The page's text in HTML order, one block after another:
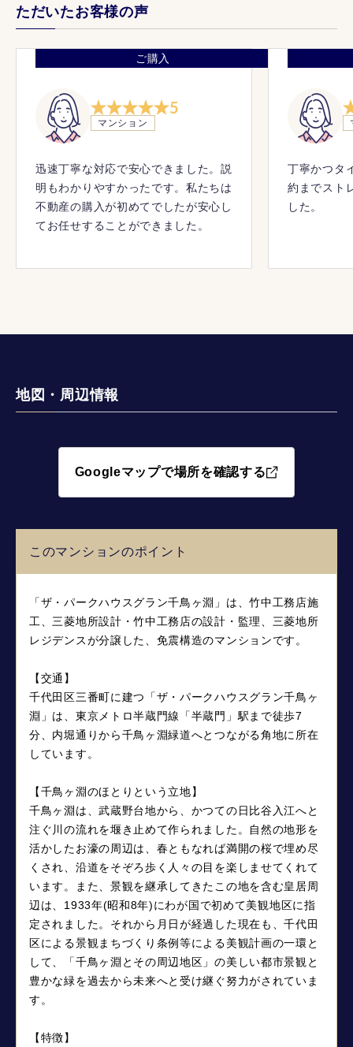
ただいたお客様の声
ご購入
5
マンション
迅速丁寧な対応で安心できました。説
明もわかりやすかったです。私たちは
不動産の購入が初めてでしたが安心し
てお任せすることができました。
丁寧かつタ
約までスト
した。
地図・周辺情報
Googleマップで場所を確認する
このマンションのポイント
「ザ・パークハウスグラン千鳥ヶ淵」は、竹中工務店施
工、三菱地所設計・竹中工務店の設計・監理、三菱地所
レジデンスが分譲した、免震構造のマンションです。
【交通】
千代田区三番町に建つ「ザ・パークハウスグラン千鳥ヶ
淵」は、東京メトロ半蔵門線「半蔵門」駅まで徒歩7
分、内堀通りから千鳥ヶ淵緑道へとつながる角地に所在
しています。
【千鳥ヶ淵のほとりという立地】
千鳥ヶ淵は、武蔵野台地から、かつての日比谷入江へと
注ぐ川の流れを堰き止めて作られました。自然の地形を
活かしたお濠の周辺は、春ともなれば満開の桜で埋め尽
くされ、沿道をそぞろ歩く人々の目を楽しませてくれて
います。また、景観を継承してきたこの地を含む皇居周
辺は、1933年(昭和8年)にわが国で初めて美観地区に指
定されました。それから月日が経過した現在も、千代田
区による景観まちづくり条例等による美観計画の一環と
して、「千鳥ヶ淵とその周辺地区」の美しい都市景観と
豊かな緑を過去から未来へと受け継ぐ努力がされていま
す。
【特徴】